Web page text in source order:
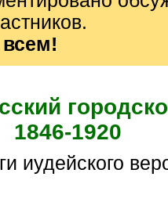
1846-1920
иудейского